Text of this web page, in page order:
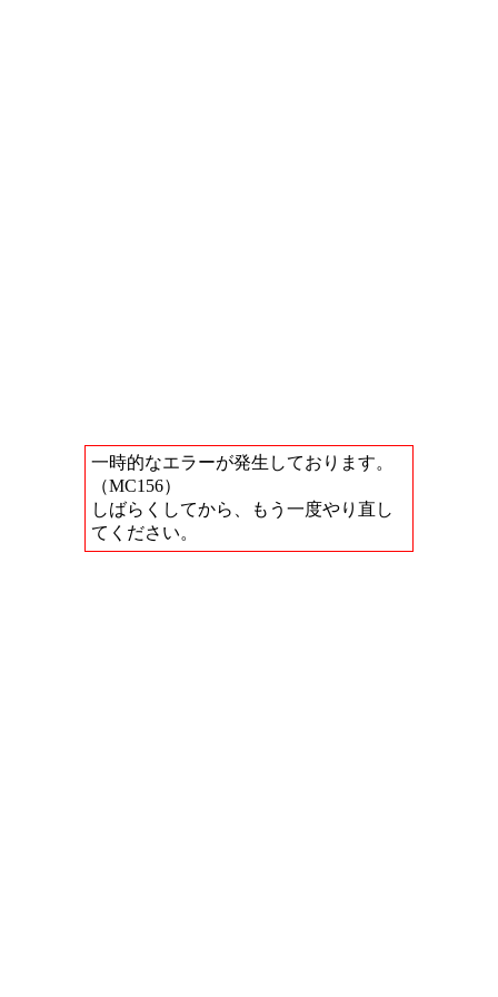
一時的なエラーが発生しております。
（MC156）
しばらくしてから、もう一度やり直し
てください。